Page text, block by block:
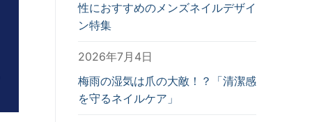
性におすすめのメンズネイルデザイ
ン特集
2026年7月4日
梅雨の湿気は爪の大敵！？「清潔感
を守るネイルケア」